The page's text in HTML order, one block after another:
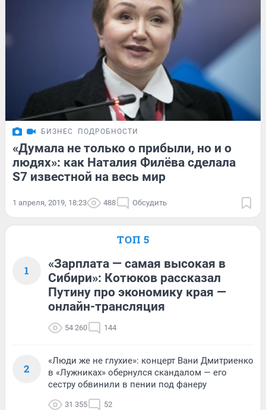
БИЗНЕС ПОДРОБНОСТИ
«Думала не только о прибыли, но и о
людях»: как Наталия Филёва сделала
S7 известной на весь мир
1 апреля, 2019, 18:23 488 Обсудить
ТОП 5
1
«Зарплата — самая высокая в
Сибири»: Котюков рассказал
Путину про экономику края —
онлайн-трансляция
54 260 144
2
«Люди же не глухие»: концерт Вани Дмитриенко
в «Лужниках» обернулся скандалом — его
сестру обвинили в пении под фанеру
31 355 52